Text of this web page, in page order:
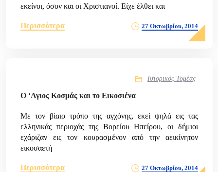
εκείνοι, όσον και οι Χριστιανοί. Είχε έλθει και
Περισσότερα 27 Οκτωβρίου, 2014
Ιστορικός Τομέας
Ο ‘Αγιος Κοσμάς και το Εικοσιένα
Με τον βίαιο τρόπο της αγχόνης, εκεί ψηλά εις τας
ελληνικάς περιοχάς της Βορείου Ηπείρου, οι δήμιοι
εχάριζαν εις τον κουρασμένον από την αεικίνητον
εικοσαετή
Περισσότερα 27 Οκτωβρίου, 2014